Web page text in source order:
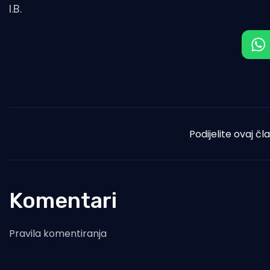
I.B.
Podijelite ovaj
Komentari
Pravila komentiranja